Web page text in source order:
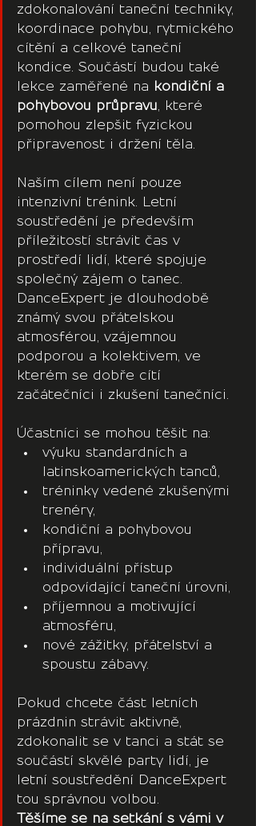
zdokonalování taneční techniky,
koordinace pohybu, rytmického
cítění a celkové taneční
kondice. Součástí budou také
lekce zaměřené na
kondiční a
pohybovou průpravu , které
pomohou zlepšit fyzickou
připravenost i držení těla.
Naším cílem není pouze
intenzivní trénink. Letní
soustředění je především
příležitostí strávit čas v
prostředí lidí, které spojuje
společný zájem o tanec.
DanceExpert je dlouhodobě
známý svou přátelskou
atmosférou, vzájemnou
podporou a kolektivem, ve
kterém se dobře cítí
začátečníci i zkušení tanečníci.
Účastníci se mohou těšit na:
výuku standardních a
latinskoamerických tanců,
tréninky vedené zkušenými
trenéry,
kondiční a pohybovou
přípravu,
individuální přístup
odpovídající taneční úrovni,
příjemnou a motivující
atmosféru,
nové zážitky, přátelství a
spoustu zábavy.
Pokud chcete část letních
prázdnin strávit aktivně,
zdokonalit se v tanci a stát se
součástí skvělé party lidí, je
letní soustředění DanceExpert
tou správnou volbou.
Těšíme se na setkání s vámi v